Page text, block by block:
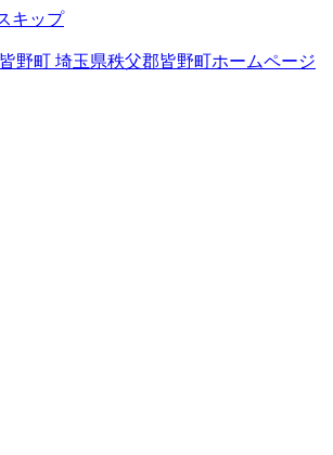
キップ
野町 埼玉県秩父郡皆野町ホームページ